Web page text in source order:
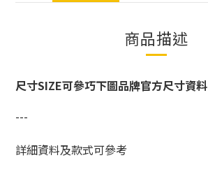
商品描述
尺寸SIZE可參巧下圖品牌官方尺寸資料
---
詳細資料及款式可參考